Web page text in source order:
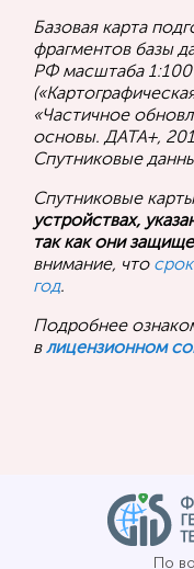
Базовая карта
фрагментов базы
РФ масштаба
«Частичное
основы. ДАТА+,
Спутниковые
Спутниковые
устройствах,
так как они
внимание, что
год.
Подробнее
влицензионном
По